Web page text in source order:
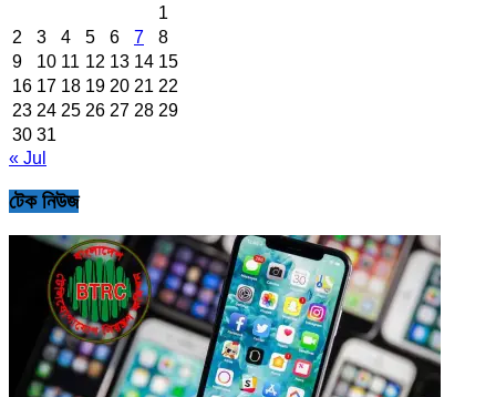
1
2
3 4 5 6 7
8
9
10 11 12 13 14 15
16 17 18 19 20 21 22
23 24 25 26 27 28 29
30 31
« Jul
টেক নিউজ